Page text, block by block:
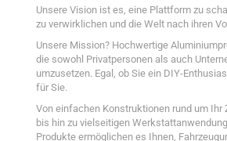
Unsere Vision ist es, eine Plattform zu
zu verwirklichen und die Welt nach ihren
Unsere Mission? Hochwertige
die sowohl Privatpersonen als auch
umzusetzen. Egal, ob Sie ein DIY-
für Sie.
Von einfachen Konstruktionen rund um
bis hin zu vielseitigen
Produkte ermöglichen es Ihnen,